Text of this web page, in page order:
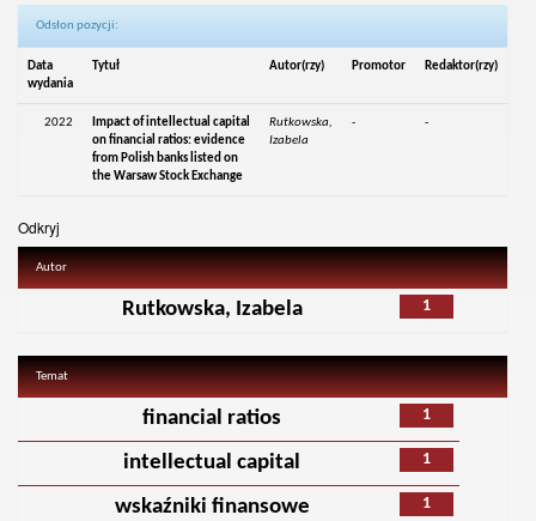
Odsłon pozycji:
Data
wydania
Tytuł Autor(rzy) Promotor Redaktor(rzy)
2022
Impact of intellectual capital
on financial ratios: evidence
from Polish banks listed on
the Warsaw Stock Exchange
Rutkowska,
Izabela
- -
Odkryj
Autor
1
Rutkowska, Izabela
Temat
1
financial ratios
1
intellectual capital
1
wskaźniki finansowe